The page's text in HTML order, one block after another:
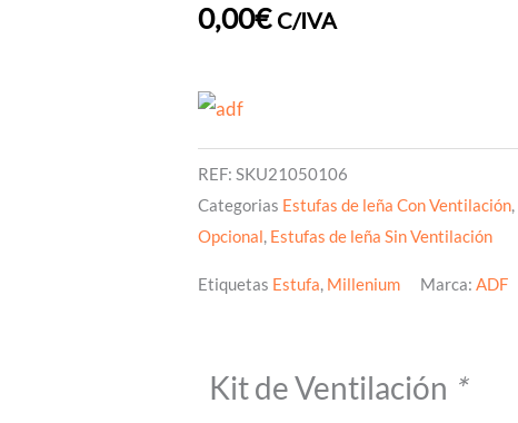
0,00€ C/IVA
REF: SKU21050106
Categorias Estufas de leña Con Ventilación,
Opcional, Estufas de leña Sin Ventilación
Etiquetas Estufa, Millenium Marca: ADF
Kit de Ventilación *
Estufa